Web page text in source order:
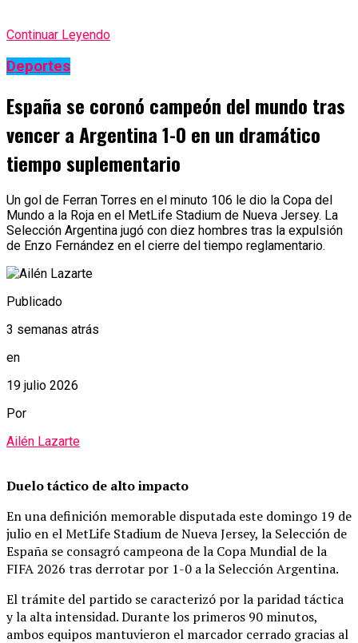
Continuar Leyendo
Deportes
España se coronó campeón del mundo tras
vencer a Argentina 1-0 en un dramático
tiempo suplementario
Un gol de Ferran Torres en el minuto 106 le dio la Copa del
Mundo a la Roja en el MetLife Stadium de Nueva Jersey. La
Selección Argentina jugó con diez hombres tras la expulsión
de Enzo Fernández en el cierre del tiempo reglamentario.
Publicado
3 semanas atrás
en
19 julio 2026
Por
Ailén Lazarte
Duelo táctico de alto impacto
En una definición memorable disputada este domingo 19 de
julio en el MetLife Stadium de Nueva Jersey, la Selección de
España se consagró campeona de la Copa Mundial de la
FIFA 2026 tras derrotar por 1-0 a la Selección Argentina.
El trámite del partido se caracterizó por la paridad táctica
y la alta intensidad. Durante los primeros 90 minutos,
ambos equipos mantuvieron el marcador cerrado gracias al